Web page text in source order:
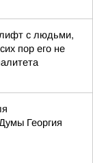
с людьми,
пор его не
Георгия